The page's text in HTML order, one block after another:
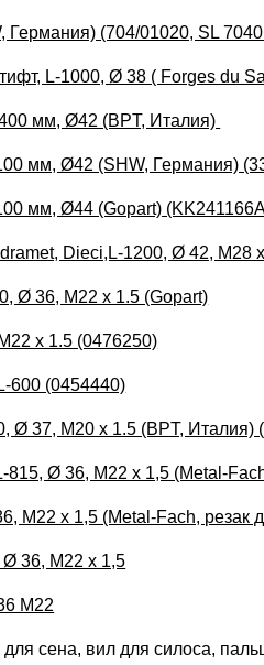
(704/01020, SL
L-1000, Ø 38 ( Forges du
мм, Ø42 (BPT, Италия)
мм, Ø42 (SHW, Германия)
мм, Ø44 (Gopart)
Dieci,L-1200, Ø 42, M28
Ø 36, M22 x 1.5 (Gopart)
x 1.5 (0476250)
600 (0454440)
Ø 37, M20 x 1.5 (BPT, Италия)
Ø 36, M22 x 1,5 (Metal-
M22 x 1,5 (Metal-Fach, резак
36, M22 x 1,5
M22
сена, вил для силоса,